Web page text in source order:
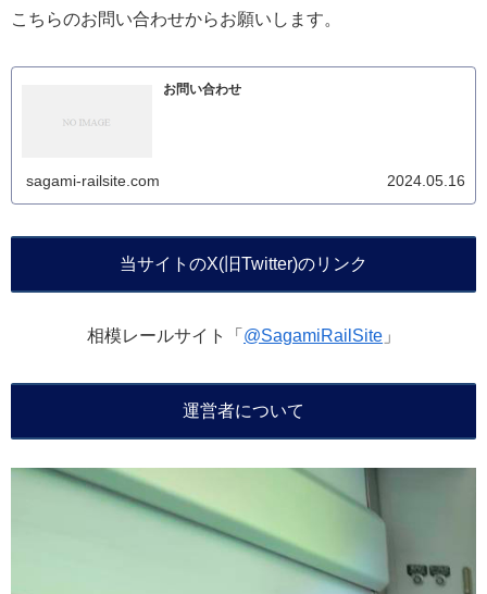
こちらのお問い合わせからお願いします。
お問い合わせ
sagami-railsite.com 2024.05.16
当サイトのX(旧Twitter)のリンク
相模レールサイト「 @SagamiRailSite 」
運営者について